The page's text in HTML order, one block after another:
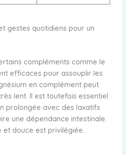
gestes quotidiens pour un
compléments comme le
efficaces pour assouplir les
en complément peut
lent. Il est toutefois essentiel
prolongée avec des laxatifs
une dépendance intestinale.
douce est privilégiée.